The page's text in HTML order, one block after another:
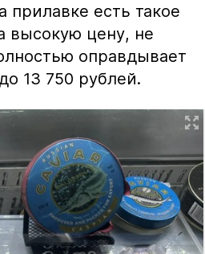
есть такое
высокую цену, не
оправдывает
13 750 рублей.